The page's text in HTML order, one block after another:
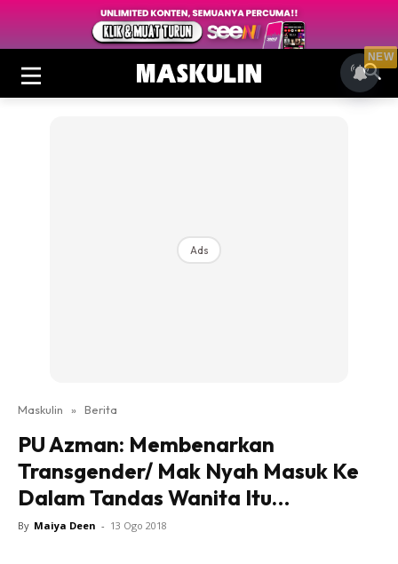
Ads
Maskulin » Berita
PU Azman: Membenarkan
Transgender/ Mak Nyah Masuk Ke
Dalam Tandas Wanita Itu…
By Maiya Deen - 13 Ogo 2018
NEW